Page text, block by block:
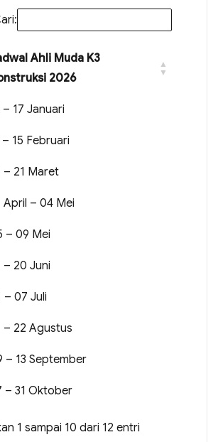
Ahli Muda K3
2026
– 17 Januari
– 15 Februari
– 21 Maret
April – 04 Mei
– 09 Mei
– 20 Juni
– 07 Juli
– 22 Agustus
– 13 September
– 31 Oktober
1 sampai 10 dari 12 entri